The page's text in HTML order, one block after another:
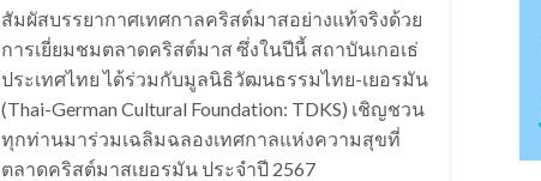
สัมผัสบรรยากาศเทศกาลคริสต์มาสอย่างแท้จริงด้วย
การเยี่ยมชมตลาดคริสต์มาส ซึ่งในปีนี้ สถาบันเกอเธ่
ประเทศไทย ได้ร่วมกับมูลนิธิวัฒนธรรมไทย-เยอรมัน
(Thai-German Cultural Foundation: TDKS) เชิญชวน
ทุกท่านมาร่วมเฉลิมฉลองเทศกาลแห่งความสุขที่
ตลาดคริสต์มาสเยอรมัน ประจำปี 2567